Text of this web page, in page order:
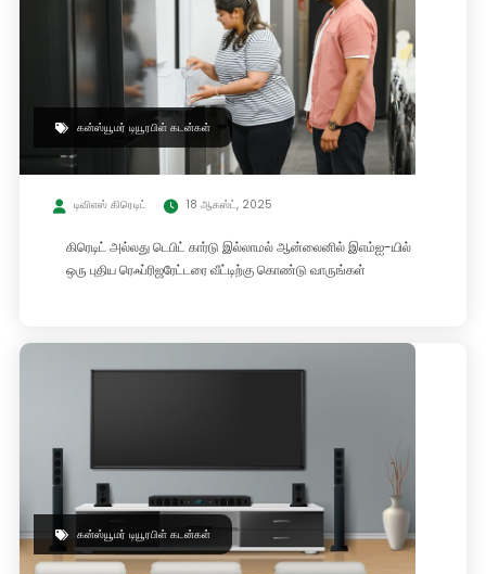
கன்ஸ்யூமர் டியூரபிள் கடன்கள்
டிவிஎஸ் கிரெடிட் 18 ஆகஸ்ட், 2025
கிரெடிட் அல்லது டெபிட் கார்டு இல்லாமல் ஆன்லைனில் இஎம்ஐ-யில்
ஒரு புதிய ரெஃப்ரிஜரேட்டரை வீட்டிற்கு கொண்டு வாருங்கள்
கன்ஸ்யூமர் டியூரபிள் கடன்கள்